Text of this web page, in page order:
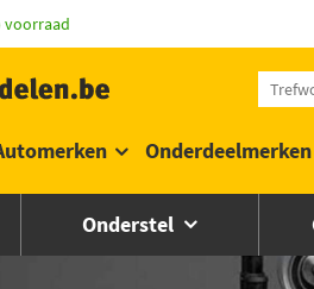
voorraad
Onderdeelmerken
Onderstel